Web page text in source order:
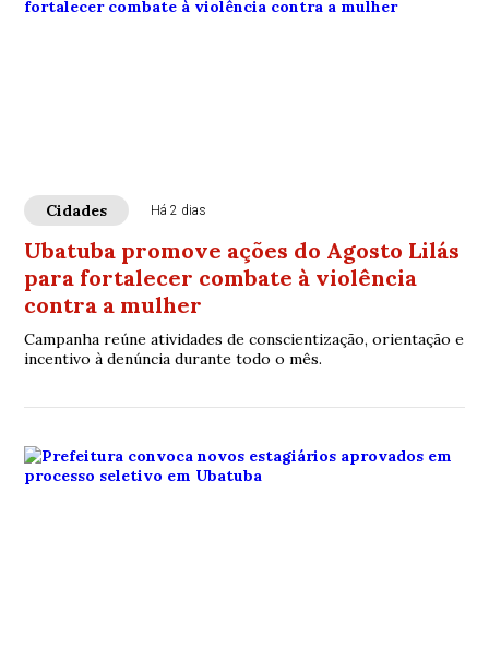
Cidades Há 2 dias
Ubatuba promove ações do Agosto Lilás
para fortalecer combate à violência
contra a mulher
Campanha reúne atividades de conscientização, orientação e
incentivo à denúncia durante todo o mês.